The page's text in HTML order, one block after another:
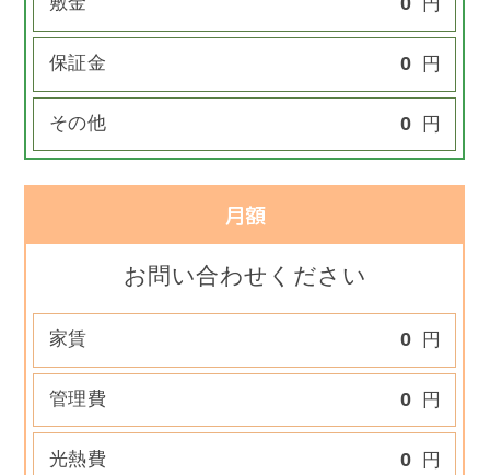
円
保証金 0 円
その他 0 円
月額
お問い合わせください
家賃 0 円
管理費 0 円
光熱費 0 円